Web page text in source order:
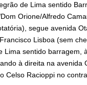
de Lima sentido
Orione/Alfredo
segue avenida
Lisboa (sem
Lima sentido
à direita na
Celso Racioppi no